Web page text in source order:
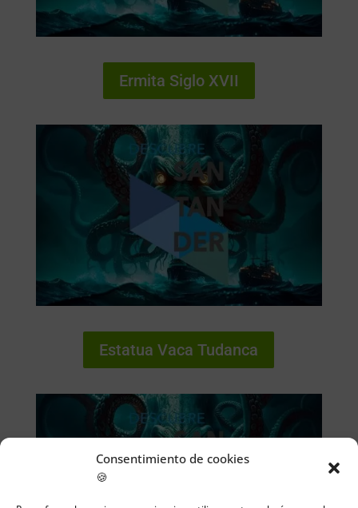
Consentimiento de cookies
🍪
Ermita Siglo XVII
Estatua Vaca Tudanca